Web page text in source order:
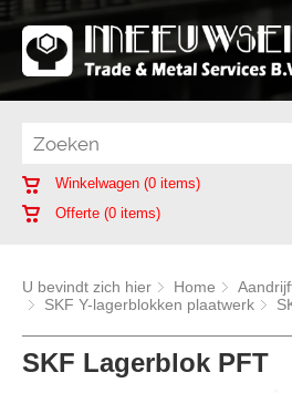
Winkelwagen (0 items)
Offerte (0 items)
U bevindt zich hier Home
SKF Y-lagerblokken plaatwerk
SKF Lagerblok PFT